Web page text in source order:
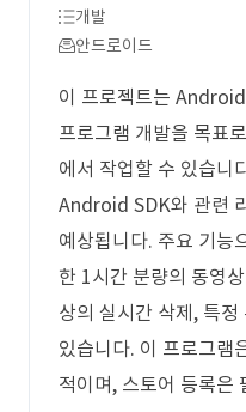
개발
안드로이드
이 프로젝트는
프로그램 개발을 목표
에서 작업할 수 있습니
Android SDK와 관련
예상됩니다. 주요 기능
한 1시간 분량의 동영
상의 실시간 삭제, 특정
있습니다. 이 프로그램
적이며, 스토어 등록은